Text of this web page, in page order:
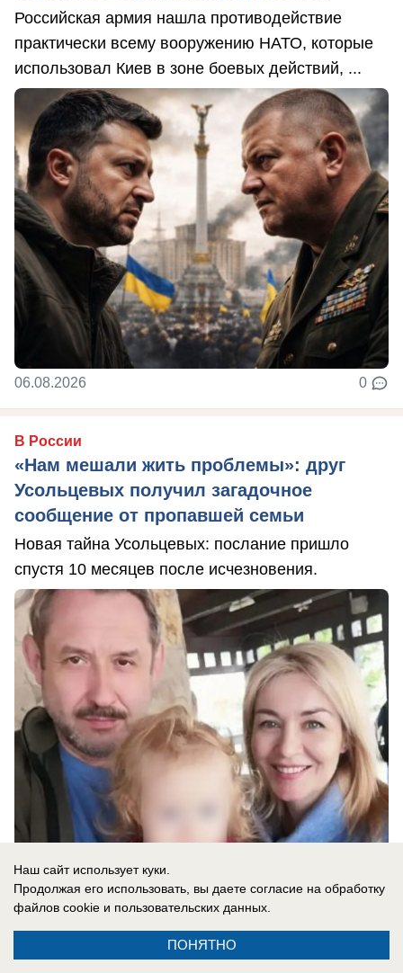
Российская армия нашла противодействие
практически всему вооружению НАТО, которые
использовал Киев в зоне боевых действий, ...
06.08.2026 0
В России
«Нам мешали жить проблемы»: друг
Усольцевых получил загадочное
сообщение от пропавшей семьи
Новая тайна Усольцевых: послание пришло
спустя 10 месяцев после исчезновения.
06.08.2026 0
Новости СМИ2
Наш сайт использует куки.
Продолжая его использовать, вы даете согласие на обработку
файлов cookie и пользовательских данных.
ПОНЯТНО